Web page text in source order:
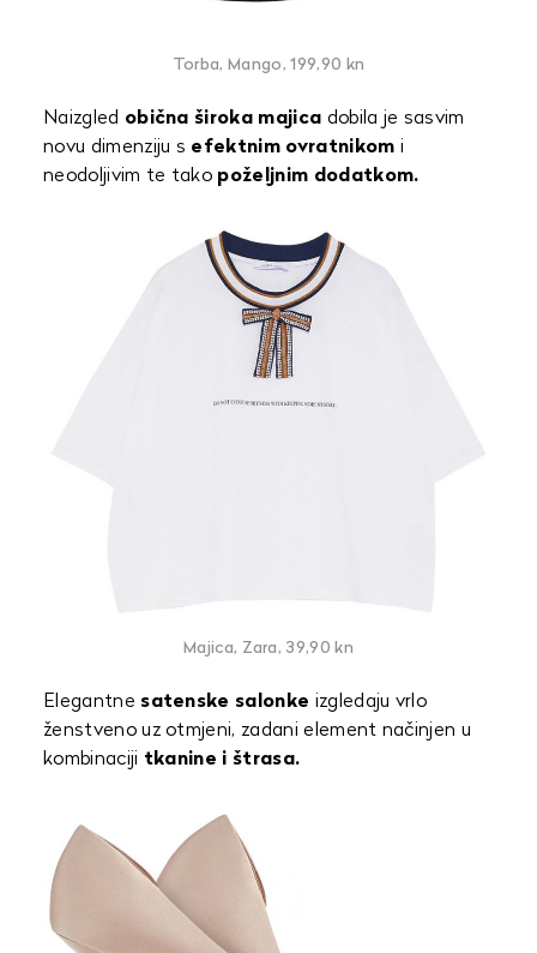
Torba, Mango, 199,90 kn
Naizgled obična široka majica dobila je sasvim
novu dimenziju s efektnim ovratnikom i
neodoljivim te tako poželjnim dodatkom.
Majica, Zara, 39,90 kn
Elegantne satenske salonke izgledaju vrlo
ženstveno uz otmjeni, zadani element načinjen u
kombinaciji tkanine i štrasa.